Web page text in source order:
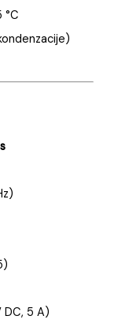
°C
DC, 5 A)